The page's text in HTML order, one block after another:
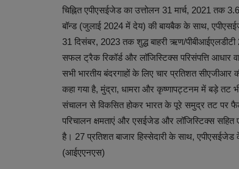
चिह्नित एपीएसईजेड का उत्तोलन 31 मार्च, 2021 तक
बॉन्ड (जुलाई 2024 में देय) की बायबैक के साथ,
31 दिसंबर, 2023 तक शुद्ध बाहरी ऋण/पीबीआईएलडीटी
सफल ट्रैक रिकॉर्ड और लॉजिस्टिक्स परिसंपत्ति आधार
सभी भारतीय बंदरगाहों के लिए चार प्रतिशत सीएजीआर
कहा गया है, मुंद्रा, धामरा और कृष्णापट्टनम में बड़े तट
संचालन से विकसित होकर भारत के पूरे समुद्र तट पर फैले
परिचालन क्षमताएं और एसईजेड और लॉजिस्टिक्स सहित
है। 27 प्रतिशत बाजार हिस्सेदारी के साथ, एपीएसईजेड
(आईएएनएस)